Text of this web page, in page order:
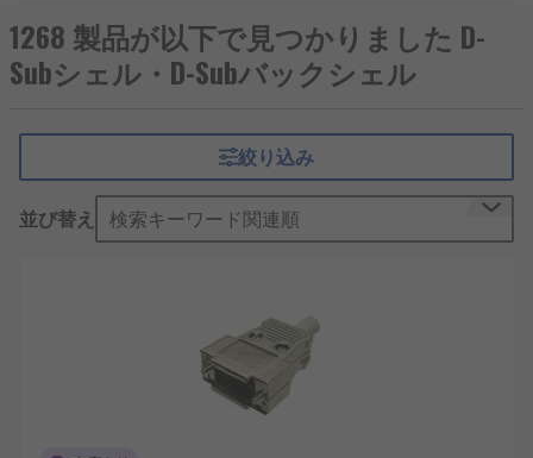
D-subシェルは、D-subコネクタの外装部分を構成
する部品であり、電気的接続部を保護するととも
に、機械的強度を高める役割を果たします。多極接
器、医療機器などで広く使用されており、そのシェ
ルは信号の安定性や耐環境性能に影響を与える重要
な要素です。日本国内でも、半導体製造装置や輸送
機器、ロボットアームの制御回路などにおいてD-
subシェルの使用が増えています。
D-subシェルは、コネクタの外周部を覆う筐体構造
を持ち、内部のピンやソケットを物理的に保護しま
す。シェルにはケーブルの保持部やねじ止め用のタ
ブがあり、パネルや筐体への固定、ノイズ遮断など
1268 製品が以下で見つかりました D-
Subシェル・D-Subバックシェル
絞り込み
並び替え 検索キーワード関連順